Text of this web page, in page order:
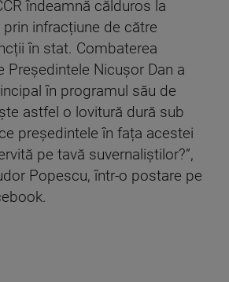
îndeamnă călduros la
infracțiune de către
în stat. Combaterea
Președintele Nicușor Dan a
în programul său de
astfel o lovitură dură sub
președintele în fața acestei
pe tavă suvernaliștilor?”,
Popescu, într-o postare pe